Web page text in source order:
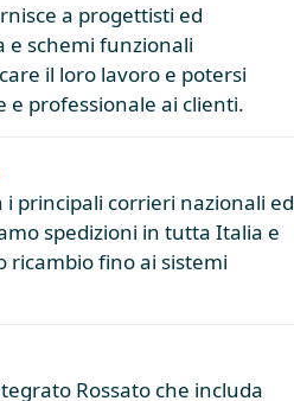
a progettisti ed
e schemi funzionali
il loro lavoro e potersi
e professionale ai clienti.
principali corrieri nazionali ed
spedizioni in tutta Italia e
ricambio fino ai sistemi
Rossato che includa